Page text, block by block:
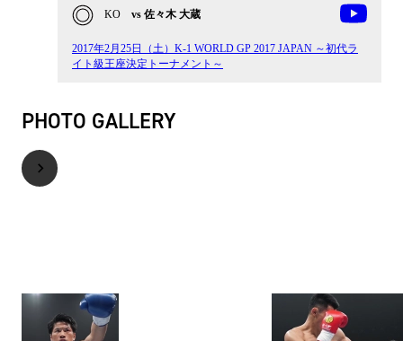
KO vs 佐々木 大蔵
2017年2月25日（土）K-1 WORLD GP 2017 JAPAN ～初代ラ
イト級王座決定トーナメント～
PHOTO GALLERY